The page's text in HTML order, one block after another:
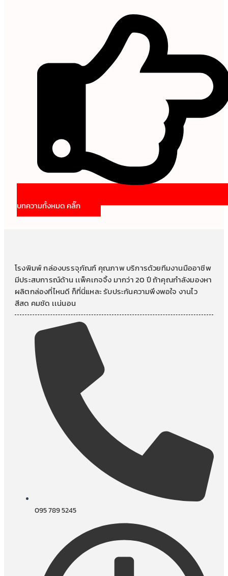
บทความทั้งหมด คลิ๊ก
โรงพิมพ์ กล่องบรรจุภัณฑ์ คุณภาพ บริการด้วยทีมงานมืออาชีพ
มีประสบการณ์ด้าน เเพ็คเกจจิ้ง มากว่า 20 ปี ถ้าคุณกำลังมองหา
ผลิตกล่องที่ไหนดี ก็ที่นี่แหละ รับประกันความพึงพอใจ งานไว
สีสด คมชัด เเน่นอน
095 789 5245